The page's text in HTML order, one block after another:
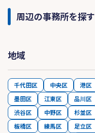
周辺の事務所を探す
地域
千代田区 中央区 港区
墨田区
江東区 品川区
渋谷区
中野区 杉並区
板橋区
練馬区 足立区